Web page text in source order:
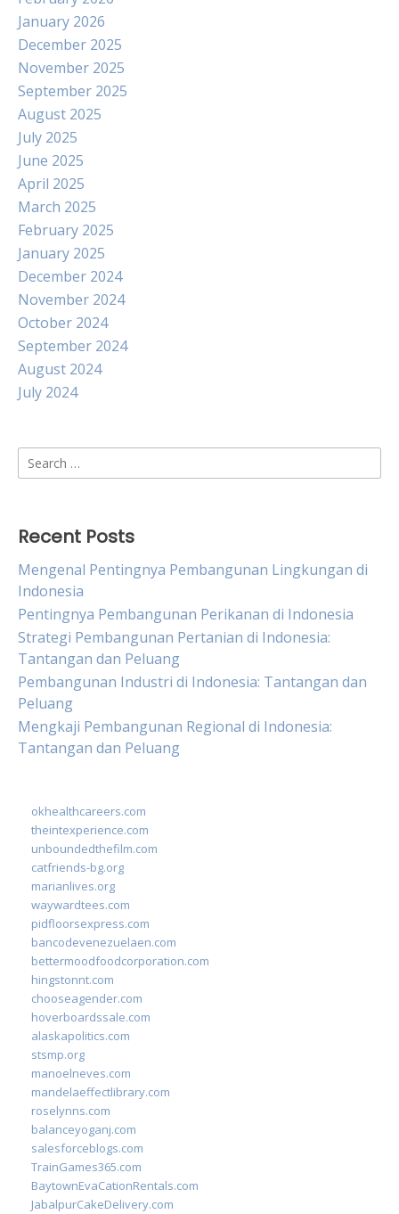
January 2026
December 2025
November 2025
September 2025
August 2025
July 2025
June 2025
April 2025
March 2025
February 2025
January 2025
December 2024
November 2024
October 2024
September 2024
August 2024
July 2024
Search
for:
Recent Posts
Mengenal Pentingnya Pembangunan Lingkungan di
Indonesia
Pentingnya Pembangunan Perikanan di Indonesia
Strategi Pembangunan Pertanian di Indonesia:
Tantangan dan Peluang
Pembangunan Industri di Indonesia: Tantangan dan
Peluang
Mengkaji Pembangunan Regional di Indonesia:
Tantangan dan Peluang
okhealthcareers.com
theintexperience.com
unboundedthefilm.com
catfriends-bg.org
marianlives.org
waywardtees.com
pidfloorsexpress.com
bancodevenezuelaen.com
bettermoodfoodcorporation.com
hingstonnt.com
chooseagender.com
hoverboardssale.com
alaskapolitics.com
stsmp.org
manoelneves.com
mandelaeffectlibrary.com
roselynns.com
balanceyoganj.com
salesforceblogs.com
TrainGames365.com
BaytownEvaCationRentals.com
JabalpurCakeDelivery.com